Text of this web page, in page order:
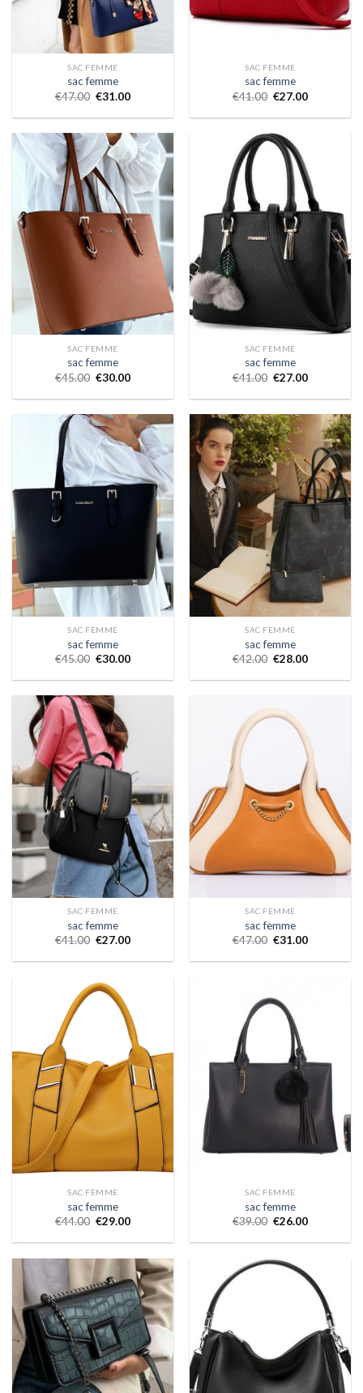
SAC FEMME
sac femme
€47.00 €31.00
SAC FEMME
sac femme
€41.00 €27.00
SAC FEMME
sac femme
€45.00 €30.00
SAC FEMME
sac femme
€41.00 €27.00
SAC FEMME
sac femme
€45.00 €30.00
SAC FEMME
sac femme
€42.00 €28.00
SAC FEMME
sac femme
€41.00 €27.00
SAC FEMME
sac femme
€47.00 €31.00
SAC FEMME
sac femme
€44.00 €29.00
SAC FEMME
sac femme
€39.00 €26.00